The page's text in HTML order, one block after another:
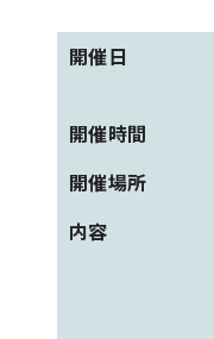
開催日
開催時間
開催場所
内容